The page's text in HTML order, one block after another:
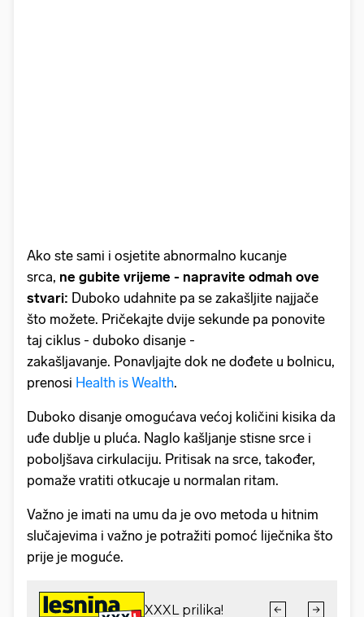
Ako ste sami i osjetite abnormalno kucanje
srca, ne gubite vrijeme - napravite odmah ove
stvari: Duboko udahnite pa se zakašljite najjače
što možete. Pričekajte dvije sekunde pa ponovite
taj ciklus - duboko disanje -
zakašljavanje. Ponavljajte dok ne dođete u bolnicu,
prenosi Health is Wealth.
Duboko disanje omogućava većoj količini kisika da
uđe dublje u pluća. Naglo kašljanje stisne srce i
poboljšava cirkulaciju. Pritisak na srce, također,
pomaže vratiti otkucaje u normalan ritam.
Važno je imati na umu da je ovo metoda u hitnim
slučajevima i važno je potražiti pomoć liječnika što
prije je moguće.